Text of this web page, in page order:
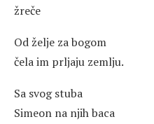
žreče
Od želje za bogom
čela im prljaju zemlju.
Sa svog stuba
Simeon na njih baca